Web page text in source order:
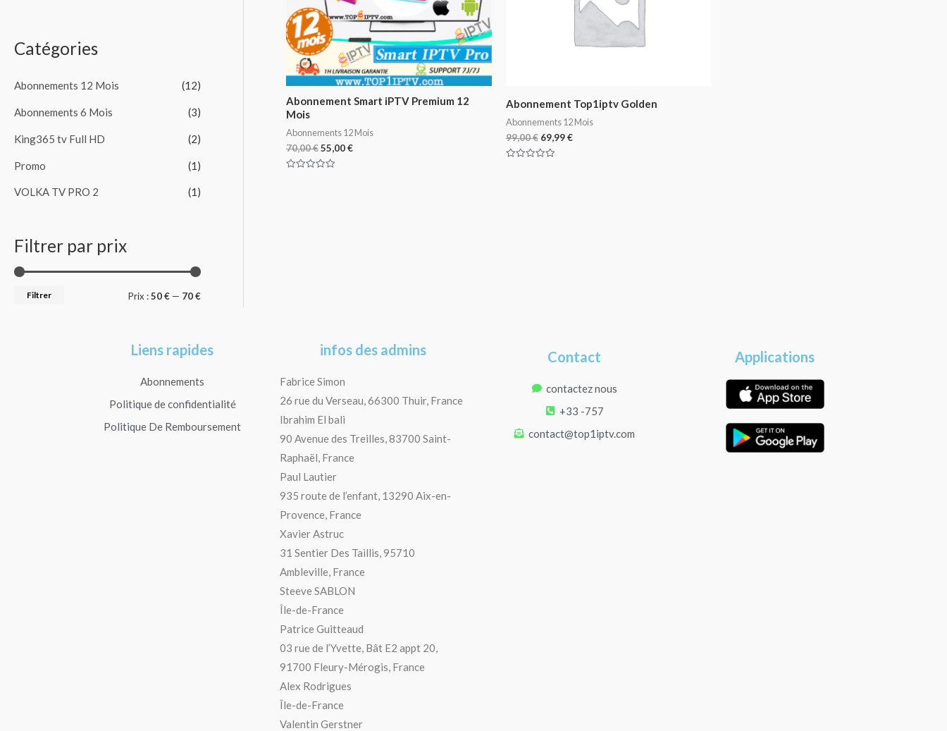
:Catégories
Abonnements 12 Mois (12)
Abonnements 6 Mois (3)
King365 tv Full HD (2)
Promo (1)
VOLKA TV PRO 2 (1)
Filtrer par prix
Filtrer Prix :50 € — 70 €
Abonnement Smart iPTV Premium 12
Mois
Abonnements 12 Mois
70,00€55,00€
Abonnement Top1iptv Golden
Abonnements 12 Mois
99,00€ 69,99€
Liens rapides
Abonnements
Politique de confidentialité
Politique De Remboursement
infos des admins
Fabrice Simon
26 rue du Verseau, 66300 Thuir, France
Ibrahim El bali
90 Avenue des Treilles, 83700 Saint-
Raphaël, France
Paul Lautier
935 route de l’enfant, 13290 Aix-en-
Provence, France
Xavier Astruc
31 Sentier Des Taillis, 95710
Ambleville, France
Steeve SABLON
Île-de-France
Patrice Guitteaud
03 rue de l’Yvette, Bât E2 appt 20,
91700 Fleury-Mérogis, France
Alex Rodrigues
Île-de-France
Valentin Gerstner
Contact
contactez nous
+33 -757
contact@top1iptv.com
Applications